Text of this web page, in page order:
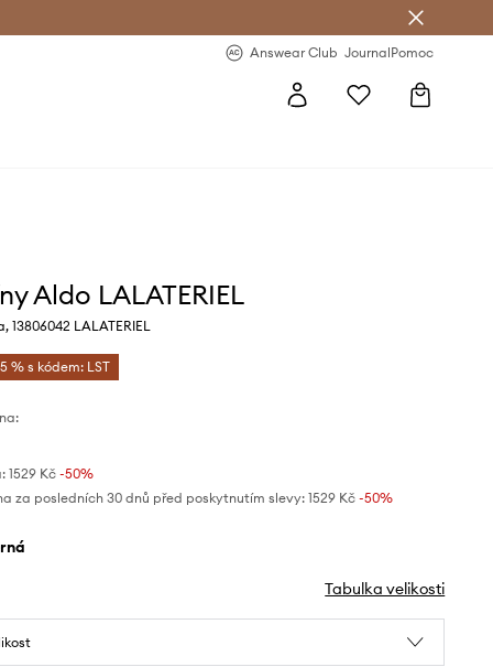
Answear Club JournalPomoc
Aldo LALATERIEL
13806042 LALATERIEL
% s kódem: LST
1529 Kč-50%
za posledních 30 dnů před poskytnutím slevy: 1529 Kč -50%
Tabulka velikosti